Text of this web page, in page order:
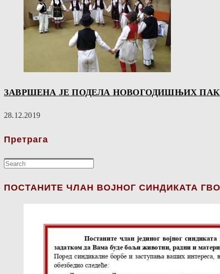
ЗАВРШЕНА ЈЕ ПОДЕЛА НОВОГОДИШЊИХ
28.12.2019
Претрага
ПОСТАНИТЕ ЧЛАН ВОЈНОГ СИНДИКАТА